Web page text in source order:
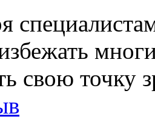
свою